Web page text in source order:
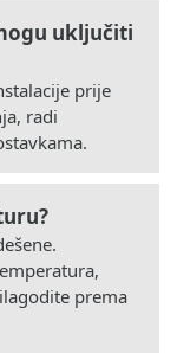
uključiti
prije
radi
prema